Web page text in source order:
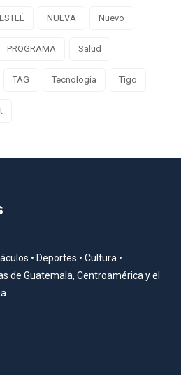
NUEVA Nuevo
PROGRAMA Salud
TAG Tecnología Tigo
• Deportes • Cultura •
de Guatemala, Centroamérica y el